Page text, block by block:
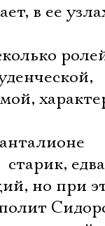
в ее
едва
но при